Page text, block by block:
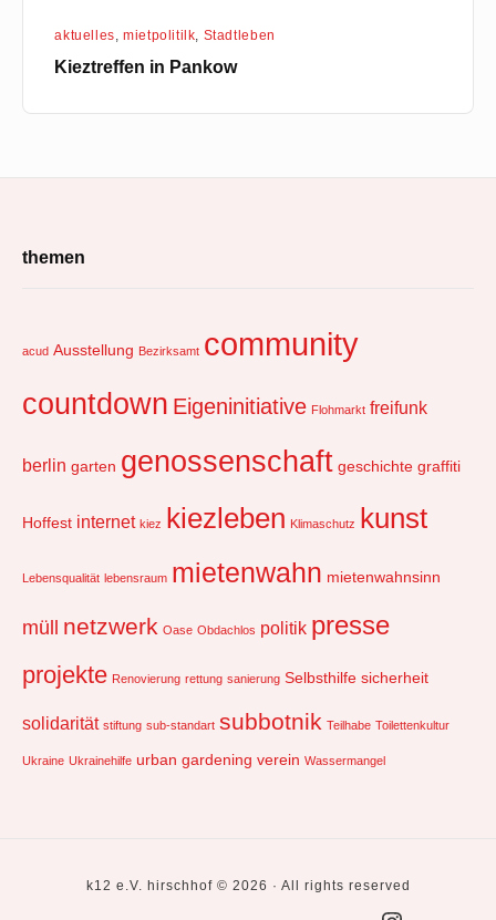
aktuelles,mietpolitilk, Stadtleben
Kieztreffen in Pankow
Area
themen
acud Ausstellung Bezirksamt community
countdown Eigeninitiative Flohmarkt freifunk
berlin garten genossenschaft geschichte graffiti
Hoffest internet kiez kiezleben Klimaschutz kunst
Lebensqualität lebensraum mietenwahn mietenwahnsinn
müll netzwerk Oase Obdachlos politik presse
projekte Renovierung rettung sanierung Selbsthilfe sicherheit
solidarität stiftung sub-standart subbotnik Teilhabe Toilettenkultur
Ukraine Ukrainehilfe urban gardening verein Wassermangel
k12 e.V. hirschhof © 2026 · All rights reserved